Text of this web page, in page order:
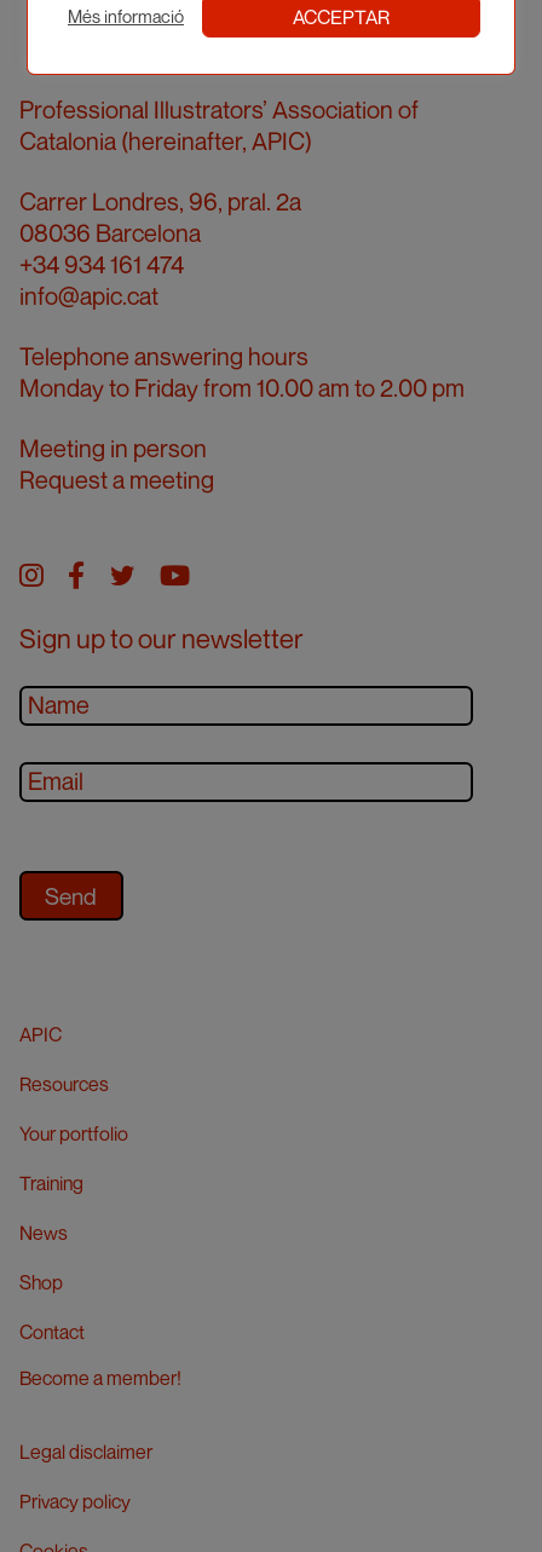
Professional Illustrators’ Association of
Catalonia (hereinafter, APIC)
Carrer Londres, 96, pral. 2a
08036 Barcelona
+34 934 161 474
info@apic.cat
Telephone answering hours
Monday to Friday from 10.00 am to 2.00 pm
Meeting in person
Request a meeting
Instagram
facebook
twitteryoutube
Sign up to our newsletter
APIC
Resources
Your portfolio
Training
News
Shop
Contact
Become a member!
Legal disclaimer
Privacy policy
Més informació ACCEPTAR